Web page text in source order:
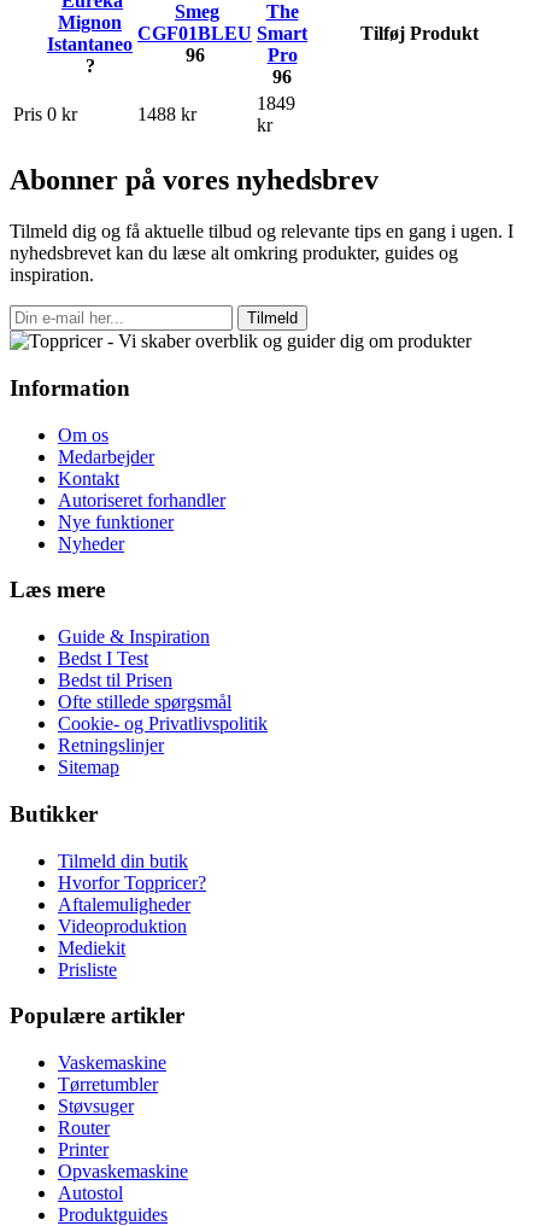
Mignon
Istantaneo
?
Smeg
CGF01BLEU
96
The
Smart
Pro
96
Tilføj Produkt
Pris 0 kr 1488 kr
1849
kr
Abonner på vores nyhedsbrev
Tilmeld dig og få aktuelle tilbud og relevante tips en gang i ugen. I
nyhedsbrevet kan du læse alt omkring produkter, guides og
inspiration.
Tilmeld
Information
Om os
Medarbejder
Kontakt
Autoriseret forhandler
Nye funktioner
Nyheder
Læs mere
Guide & Inspiration
Bedst I Test
Bedst til Prisen
Ofte stillede spørgsmål
Cookie- og Privatlivspolitik
Retningslinjer
Sitemap
Butikker
Tilmeld din butik
Hvorfor Toppricer?
Aftalemuligheder
Videoproduktion
Mediekit
Prisliste
Populære artikler
Vaskemaskine
Tørretumbler
Støvsuger
Router
Printer
Opvaskemaskine
Autostol
Produktguides